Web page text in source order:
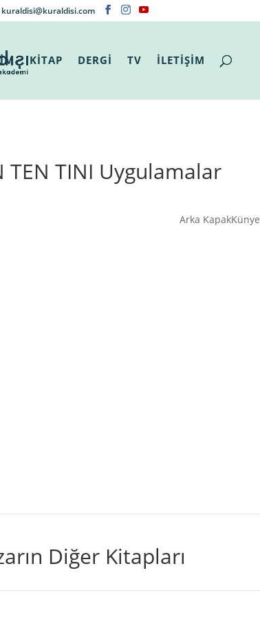
kuraldisi@kuraldisi.com
KİTAP DERGİ TV İLETİŞİM
TEN TINI Uygulamalar
Arka KapakKünye
Diğer Kitapları